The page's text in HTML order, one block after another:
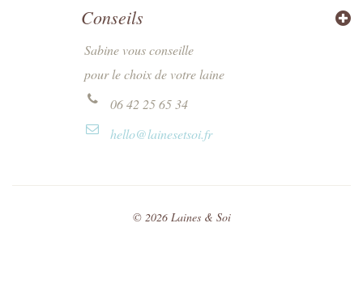
© 2026Laines & Soi
Conseils
Sabine vous conseille
pour le choix de votre laine
06 42 25 65 34
hello@lainesetsoi.fr